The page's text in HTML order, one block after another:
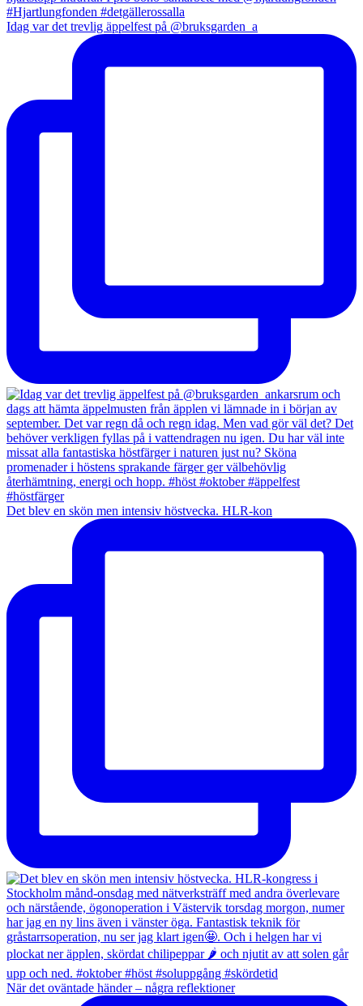
Idag var det trevlig äppelfest på @bruksgarden_a
Det blev en skön men intensiv höstvecka. HLR-kon
När det oväntade händer – några reflektioner